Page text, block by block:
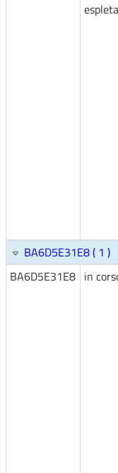
BA6D5E31E8 ( 1 )
BA6D5E31E8 in